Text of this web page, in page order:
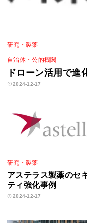
研究・製薬
自治体・公的機関
ドローン活用で進
2024-12-17
研究・製薬
アステラス製薬のセ
ティ強化事例
2024-12-17